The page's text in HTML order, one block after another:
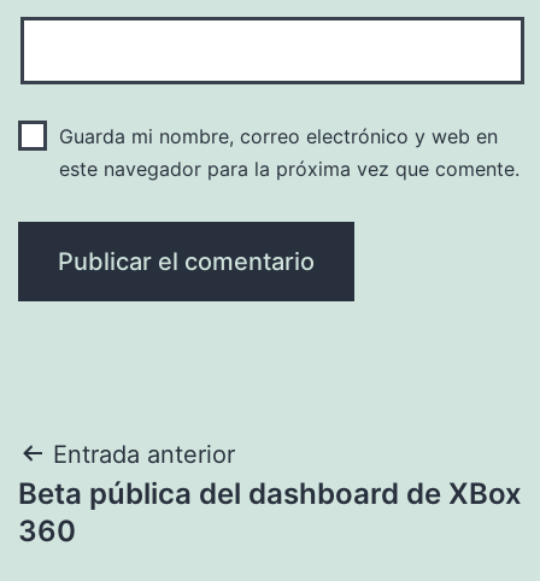
Guarda mi nombre, correo electrónico y web en
este navegador para la próxima vez que comente.
Navegación
de
Entrada anterior
Beta pública del dashboard de XBox
360